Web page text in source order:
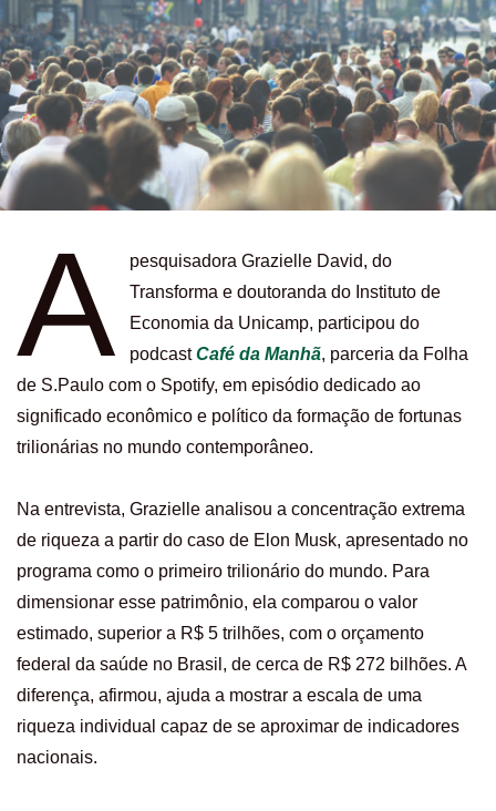
A
pesquisadora Grazielle David, do
Transforma e doutoranda do Instituto de
Economia da Unicamp, participou do
podcastCafé da Manhã, parceria da Folha
de S.Paulo com o Spotify, em episódio dedicado ao
significado econômico e político da formação de fortunas
trilionárias no mundo contemporâneo.
Na entrevista, Grazielle analisou a concentração extrema
de riqueza a partir do caso de Elon Musk, apresentado no
programa como o primeiro trilionário do mundo. Para
dimensionar esse patrimônio, ela comparou o valor
estimado, superior a R$ 5 trilhões, com o orçamento
federal da saúde no Brasil, de cerca de R$ 272 bilhões. A
diferença, afirmou, ajuda a mostrar a escala de uma
riqueza individual capaz de se aproximar de indicadores
nacionais.